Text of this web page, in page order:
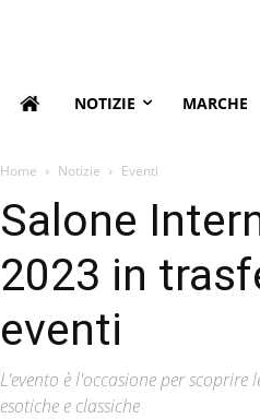
NOTIZIE MARCHE
Home Notizie Eventi
Salone
2023 in
eventi
L'evento è l'occasione per
esotiche e classiche